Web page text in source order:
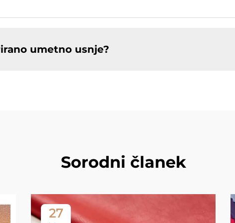
umetno usnje?
Sorodni članek
27